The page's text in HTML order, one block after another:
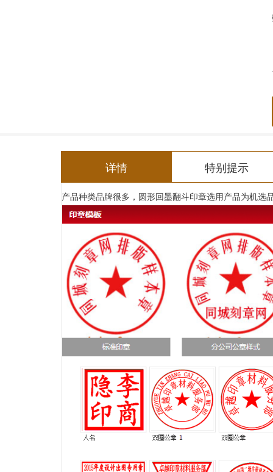
详情 特别提示
产品种类品牌很多，圆形回墨翻斗印章选用产品为机选